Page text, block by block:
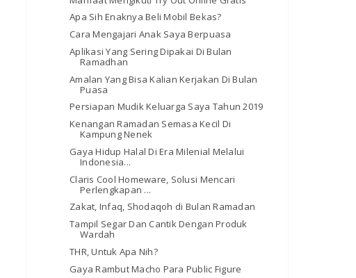
Apa Sih Enaknya Beli Mobil Bekas?
Cara Mengajari Anak Saya Berpuasa
Aplikasi Yang Sering Dipakai Di Bulan
Ramadhan
Amalan Yang Bisa Kalian Kerjakan Di Bulan
Puasa
Persiapan Mudik Keluarga Saya Tahun 2019
Kenangan Ramadan Semasa Kecil Di
Kampung Nenek
Gaya Hidup Halal Di Era Milenial Melalui
Indonesia...
Claris Cool Homeware, Solusi Mencari
Perlengkapan ...
Zakat, Infaq, Shodaqoh di Bulan Ramadan
Tampil Segar Dan Cantik Dengan Produk
Wardah
THR, Untuk Apa Nih?
Gaya Rambut Macho Para Public Figure